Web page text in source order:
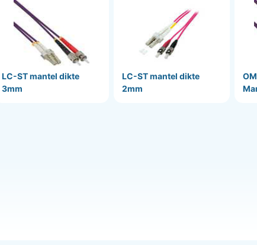
LC-ST mantel dikte
3mm
LC-ST mantel dikte
2mm